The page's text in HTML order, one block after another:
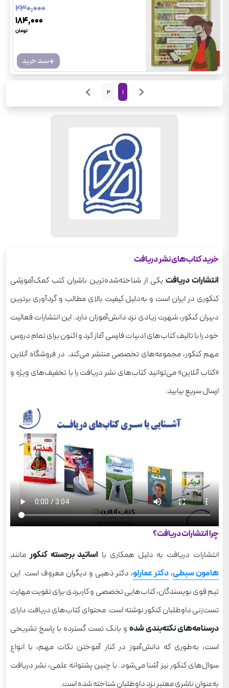
+سبد خرید
۲۳۰٬۰۰۰
۱۸۴٬۰۰۰
تومان
1
2
خرید کتاب‌های نشر دریافت
انتشارات دریافت یکی از شناخته‌شده‌ترین ناشران کتب کمک‌آموزشی
کنکوری در ایران است و به‌دلیل کیفیت بالای مطالب و گردآوری برترین
دبیران کنکور، شهرت زیادی نزد دانش‌آموزان دارد. این انتشارات فعالیت
خود را با تالیف کتاب‌های ادبیات فارسی آغاز کرد و اکنون برای تمام دروس
مهم کنکور، مجموعه‌های تخصصی منتشر می‌کند. در فروشگاه آنلاین
«کتاب آنلاین» می‌توانید کتاب‌های نشر دریافت را با تخفیف‌های ویژه و
ارسال سریع بیابید.
چرا انتشارات دریافت؟
انتشارات دریافت به دلیل همکاری با اساتید برجسته کنکور مانند
هامون سبطی، دکتر عمارلو، دکتر ذهبی و دیگران معروف است. این
تیم قوی نویسندگان، کتاب‌هایی تخصصی و کاربردی برای تقویت مهارت
تست‌زنی داوطلبان کنکور نوشته است. محتوای کتاب‌های دریافت دارای
درسنامه‌های نکته‌بندی شده و بانک تست گسترده با پاسخ تشریحی
است، به‌طوری که دانش‌آموز در کنار آموختن نکات مهم، با انواع
سوال‌های کنکور نیز آشنا می‌شود. با چنین پشتوانه علمی، نشر دریافت
به‌عنوان ناشری معتبر نزد داوطلبان شناخته شده است.